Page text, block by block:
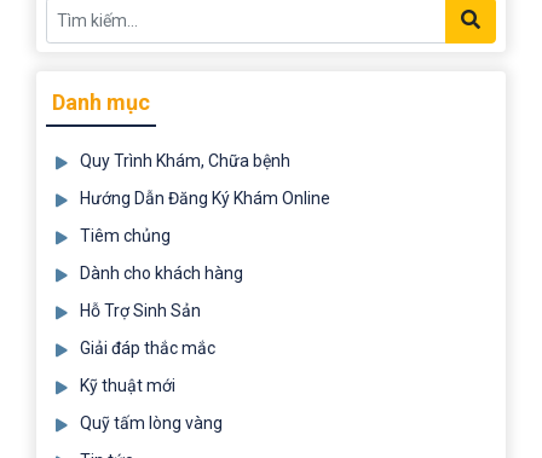
Danh mục
Quy Trình Khám, Chữa bệnh
Hướng Dẫn Đăng Ký Khám Online
Tiêm chủng
Dành cho khách hàng
Hỗ Trợ Sinh Sản
Giải đáp thắc mắc
Kỹ thuật mới
Quỹ tấm lòng vàng